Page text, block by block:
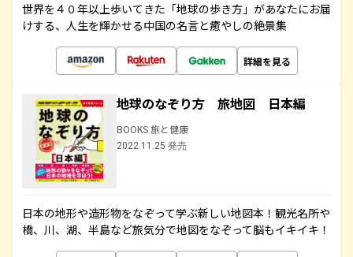
世界を４０年以上歩いてきた「地球の歩き方」があなたにお届
けする、人生を輝かせる中国の名言と癒やしの絶景集
詳細を見る
地球のなぞり方 旅地図 日本編
BOOKS 旅と健康
2022.11.25 発売
日本の地形や造形物をなぞって学ぶ新しい地図本！観光名所や
橋、川、湖、半島など旅気分で地図をなぞって脳もイキイキ！